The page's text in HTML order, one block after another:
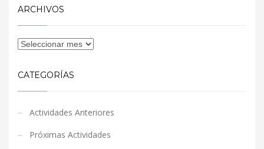
ARCHIVOS
CATEGORÍAS
Actividades Anteriores
Próximas Actividades